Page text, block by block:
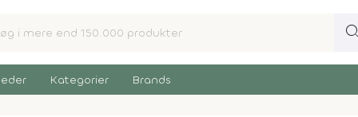
Kategorier Brands